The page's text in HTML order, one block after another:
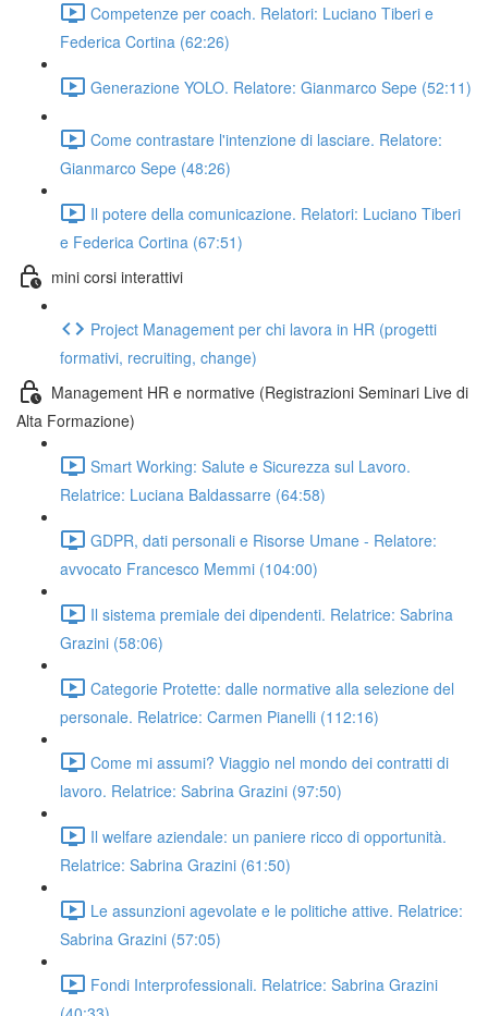
Competenze per coach. Relatori: Luciano Tiberi e
Federica Cortina (62:26)
Generazione YOLO. Relatore: Gianmarco Sepe (52:11)
Come contrastare l'intenzione di lasciare. Relatore:
Gianmarco Sepe (48:26)
Il potere della comunicazione. Relatori: Luciano Tiberi
e Federica Cortina (67:51)
mini corsi interattivi
Project Management per chi lavora in HR (progetti
formativi, recruiting, change)
Management HR e normative (Registrazioni Seminari Live di
Alta Formazione)
Smart Working: Salute e Sicurezza sul Lavoro.
Relatrice: Luciana Baldassarre (64:58)
GDPR, dati personali e Risorse Umane - Relatore:
avvocato Francesco Memmi (104:00)
Il sistema premiale dei dipendenti. Relatrice: Sabrina
Grazini (58:06)
Categorie Protette: dalle normative alla selezione del
personale. Relatrice: Carmen Pianelli (112:16)
Come mi assumi? Viaggio nel mondo dei contratti di
lavoro. Relatrice: Sabrina Grazini (97:50)
Il welfare aziendale: un paniere ricco di opportunità.
Relatrice: Sabrina Grazini (61:50)
Le assunzioni agevolate e le politiche attive. Relatrice:
Sabrina Grazini (57:05)
Fondi Interprofessionali. Relatrice: Sabrina Grazini